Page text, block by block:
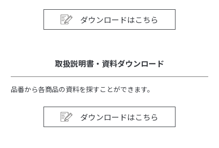
ダウンロードはこちら
取扱説明書・資料ダウンロード
品番から各商品の資料を探すことができます。
ダウンロードはこちら